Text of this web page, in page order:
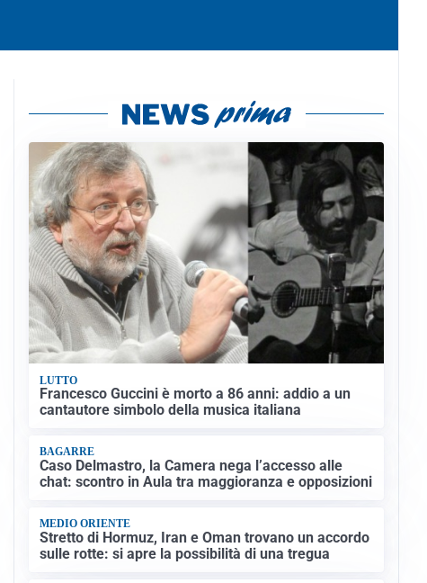
LUTTO
Francesco Guccini è morto a 86 anni: addio a un
cantautore simbolo della musica italiana
BAGARRE
Caso Delmastro, la Camera nega l’accesso alle
chat: scontro in Aula tra maggioranza e opposizioni
MEDIO ORIENTE
Stretto di Hormuz, Iran e Oman trovano un accordo
sulle rotte: si apre la possibilità di una tregua